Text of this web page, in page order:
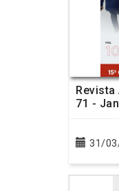
Revista
71 -
31/